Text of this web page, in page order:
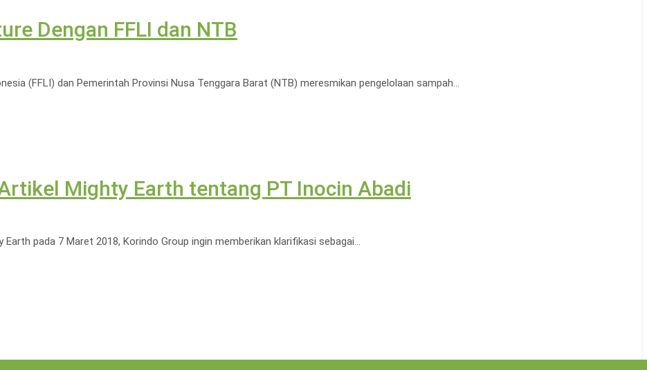
Dengan FFLI dan NTB
(FFLI) dan Pemerintah Provinsi Nusa Tenggara Barat (NTB) meresmikan pengelolaan sampah…
Mighty Earth tentang PT Inocin Abadi
pada 7 Maret 2018, Korindo Group ingin memberikan klarifikasi sebagai…